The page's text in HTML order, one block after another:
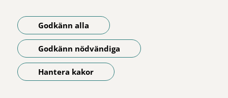
Godkänn alla
Godkänn nödvändiga
Hantera kakor
Vi ingår i Stockholms läns sjukvårdsområde som erbjuder hälso- och
sjukvård i Region Stockholms regi.
Om webbplatsen